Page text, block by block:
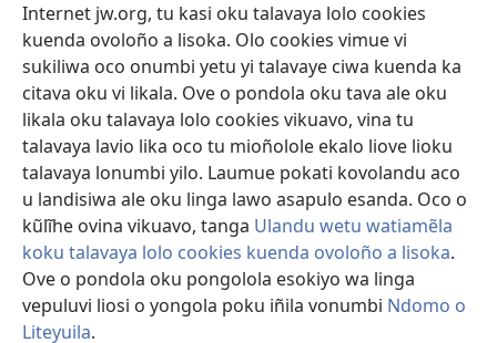
Internet jw.org, tu kasi oku talavaya lolo cookies
kuenda ovoloño a lisoka. Olo cookies vimue vi
sukiliwa oco onumbi yetu yi talavaye ciwa kuenda ka
citava oku vi likala. Ove o pondola oku tava ale oku
likala oku talavaya lolo cookies vikuavo, vina tu
talavaya lavio lika oco tu mioñolole ekalo liove lioku
talavaya lonumbi yilo. Laumue pokati kovolandu aco
u landisiwa ale oku linga lawo asapulo esanda. Oco o
kũlĩhe ovina vikuavo, tanga Ulandu wetu watiamẽla
koku talavaya lolo cookies kuenda ovoloño a lisoka.
Ove o pondola oku pongolola esokiyo wa linga
vepuluvi liosi o yongola poku iñila vonumbi Ndomo o
Liteyuila.
Ekuatiso
Olombanjaile
(yikula
onjanela
yokaliye)OCISELEKO CALIVULU VO INTERNET Colombangi Via
Yehova™
(yikula
onjanela
yokaliye)JW Hub
(yikula
onjanela
yokaliye)
OJW Library